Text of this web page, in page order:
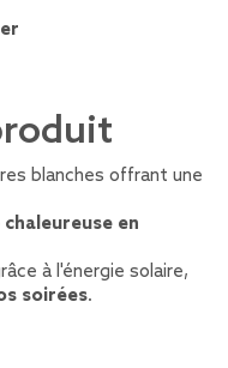
blanches offrant une
chaleureuse en
à l'énergie solaire,
soirées.